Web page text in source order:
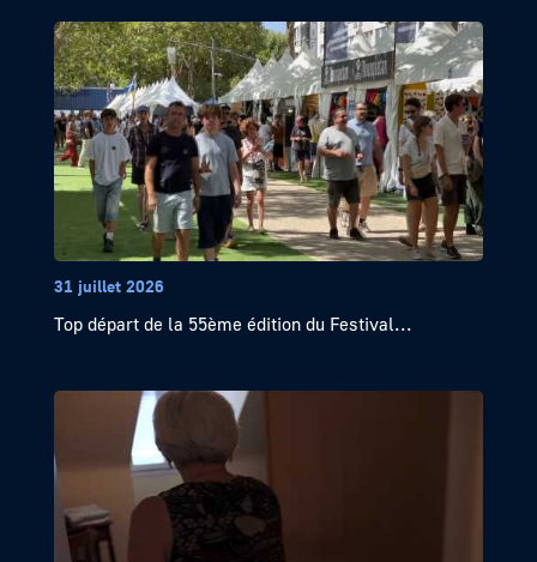
31 juillet 2026
Top départ de la 55ème édition du Festival...